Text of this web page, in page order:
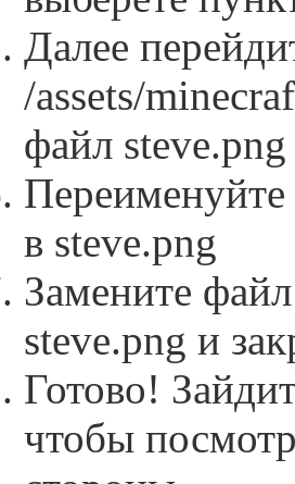
Далее
/assets/
файл steve.png
в steve.png
Замените
steve.png и
Готово!
чтобы